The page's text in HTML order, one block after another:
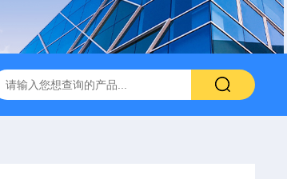
诺基LSHZ-300冷冻水浴恒温振荡器厂家